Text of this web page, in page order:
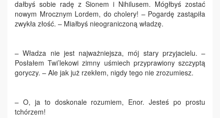
dałbyś sobie radę z Sionem i Nihilusem. Mógłbyś zostać
nowym Mrocznym Lordem, do cholery! – Pogardę zastąpiła
zwykła złość. – Miałbyś nieograniczoną władzę.
– Władza nie jest najważniejsza, mój stary przyjacielu. –
Posłałem Twi’lekowi zimny uśmiech przyprawiony szczyptą
goryczy. – Ale jak już rzekłem, nigdy tego nie zrozumiesz.
– O, ja to doskonale rozumiem, Enor. Jesteś po prostu
tchórzem!